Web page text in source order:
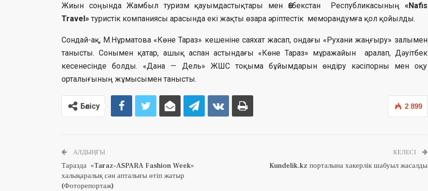
Жиын соңында Жамбыл туризм қауымдастықтары мен Өзбекстан Республикасының «Nafis
Travel» туристік компаниясы арасында екі жақты өзара әріптестік меморандумға қол қойылды.
Сондай-ақ, М.Нұрматова «Көне Тараз» кешеніне саяхат жасап, ондағы «Рухани жаңғыру» залымен
танысты. Сонымен қатар, ашық аспан астындағы «Көне Тараз» мұражайын аралап, Дәуітбек
кесенесінде болды. «Дана — Дель» ЖШС тоқыма бұйымдарын өндіру кәсіпорны мен оқу
орталығының жұмысымен танысты.
2 899
Бөлісу
АЛДЫҢҒЫ
Таразда «Taraz-ASPARA Fashion Week»
халықаралық сән апталығы өтіп жатыр
(Фоторепортаж)
КЕЛЕСІ
Kundelik.kz порталына хакерлік шабуыл жасалды